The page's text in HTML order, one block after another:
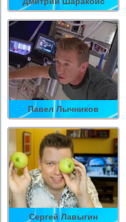
Павел Лычников
Сергей Лавыгин